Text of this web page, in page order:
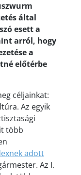
által
esett a
arról, hogy
a
előtérbe
céljainkat:
Az egyik
több
adott
Az I.